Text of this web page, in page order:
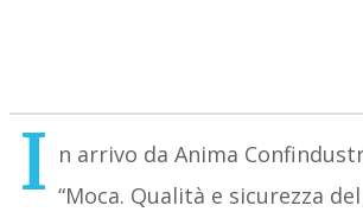
I n arrivo da Anima
“Moca. Qualità e sicurezza